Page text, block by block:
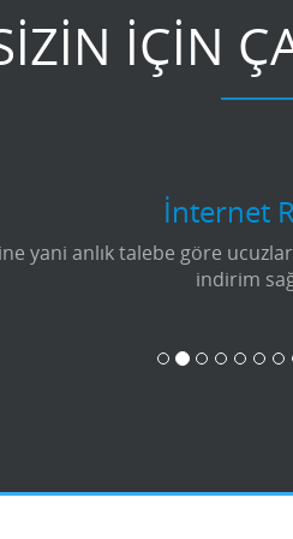
İÇİN
İnternet
yani anlık talebe göre
indirim